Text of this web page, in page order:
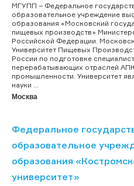
МГУПП – Федеральное
образовательное учреждение
образования «Московский
пищевых производств»
Российской Федерации.
Университет Пищевых
России по подготовке
перерабатывающих отраслей
промышленности. Университет
науки ...
Москва
Федеральное
образовательное
образования
университет»